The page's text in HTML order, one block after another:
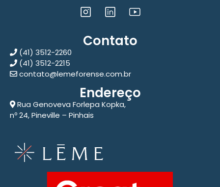
Contato
(41) 3512-2260
(41) 3512-2215
contato@lemeforense.com.br
Endereço
Rua Genoveva Forlepa Kopka,
nº 24, Pineville – Pinhais